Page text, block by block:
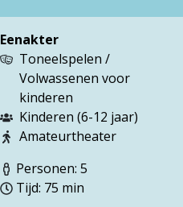
Eenakter
Toneelspelen /
Volwassenen voor
kinderen
Kinderen (6-12 jaar)
Amateurtheater
Personen: 5
Tijd: 75 min